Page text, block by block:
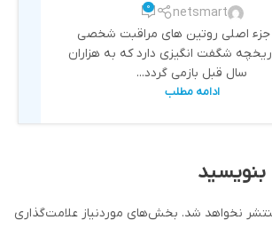
netsmart
0
جزء اصلی روتین های مراقبت شخصی
شگفت انگیزی دارد که به هزاران
سال قبل بازمی گردد...
ادامه مطلب
بنویسید
نخواهد شد. بخش‌های موردنیاز علامت‌گذاری